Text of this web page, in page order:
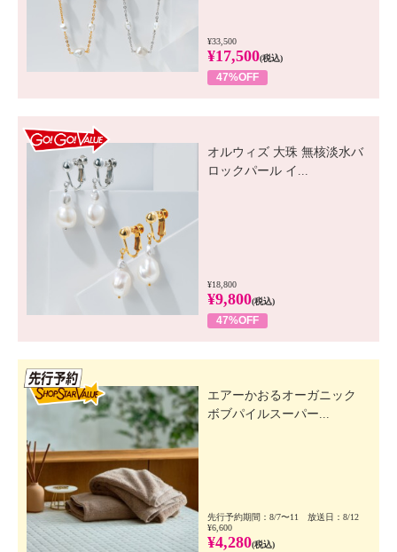
¥33,500
¥17,500(税込)
47%OFF
オルウィズ 大珠 無核淡水バ
ロックパール イ...
¥18,800
¥9,800(税込)
47%OFF
エアーかおるオーガニック
ボブパイルスーパー...
先行予約期間：8/7〜11 放送日：8/12
¥6,600
¥4,280(税込)